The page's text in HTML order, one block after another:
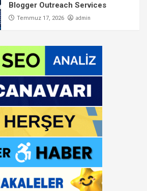
Blogger Outreach Services
Temmuz 17, 2026 admin